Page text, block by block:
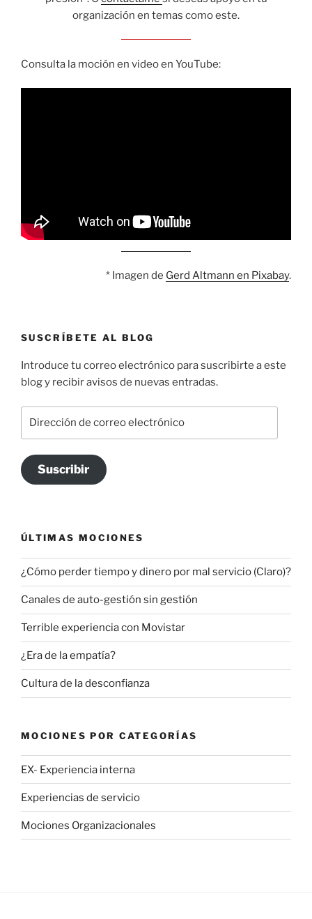
organización en temas como este.
Consulta la moción en video en YouTube:
* Imagen de Gerd Altmann en Pixabay.
SUSCRÍBETE AL BLOG
Introduce tu correo electrónico para suscribirte a este
blog y recibir avisos de nuevas entradas.
electrónico
Suscribir
ÚLTIMAS MOCIONES
¿Cómo perder tiempo y dinero por mal servicio (Claro)?
Canales de auto-gestión sin gestión
Terrible experiencia con Movistar
¿Era de la empatía?
Cultura de la desconfianza
MOCIONES POR CATEGORÍAS
EX- Experiencia interna
Experiencias de servicio
Mociones Organizacionales